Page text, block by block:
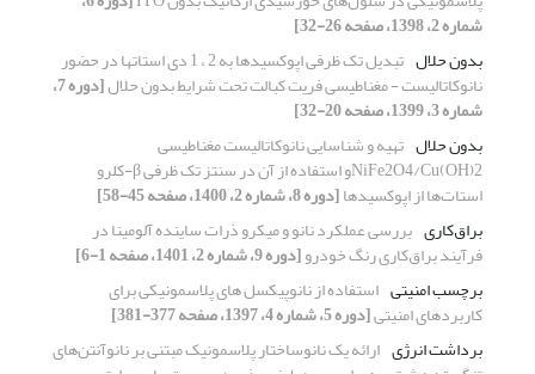
شماره 2، 1398، صفحه 26-32]
بدون حلال
تبدیل تک ظرفی اپوکسیدها به 2 ، 1 دی استاتها در حضور
نانوکاتالیست - مغناطیسی فریت کبالت تحت شرایط بدون حلال [دوره 7،
شماره 3، 1399، صفحه 20-32]
بدون حلال تهیه و شناسایی نانوکاتالیست مغناطیسی
NiFe2O4/Cu(OH)2و استفاده از آن در سنتز تک ظرفی β-کلرو
استات‌ها از اپوکسیدها[دوره 8، شماره 2، 1400، صفحه 45-58]
براق‌کاری بررسی عملکرد نانو و میکرو ذرات ساینده آلومینا در
فرآیند براق‌کاری رنگ خودرو[دوره 9، شماره 2، 1401، صفحه 1-6]
برچسب امنیتی استفاده از نانوپیکسل های پلاسمونیکی برای
کاربردهای امنیتی[دوره 5، شماره 4، 1397، صفحه 377-381]
برداشت انرژی ارائه یک نانوساختار پلاسمونیک مبتنی بر نانوآنتن‌های